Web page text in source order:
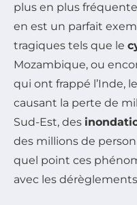
plus en plus
en est un parfait
tragiques tels que le
Mozambique, ou
qui ont frappé l’Inde,
causant la perte de
Sud-Est, des
des millions de
quel point ces
avec les